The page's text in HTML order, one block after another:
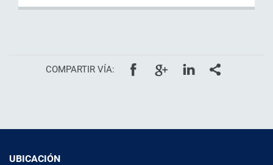
COMPARTIR VÍA:
UBICACIÓN